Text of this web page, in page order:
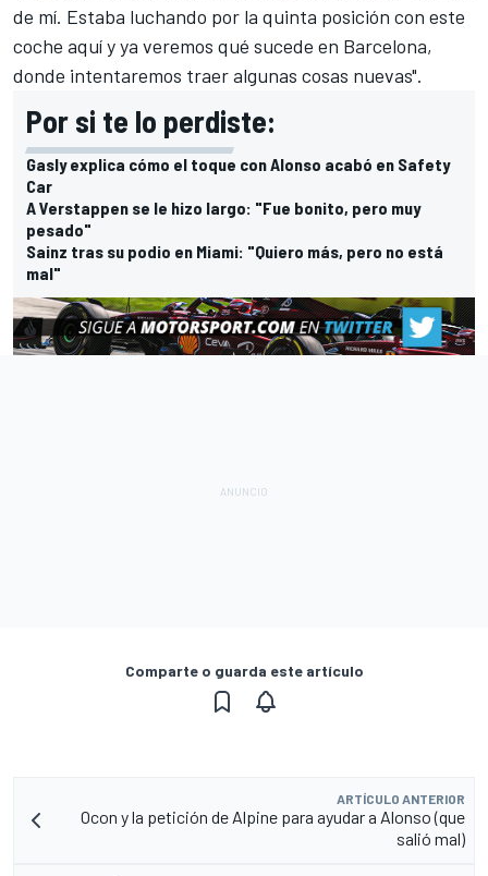
de mí. Estaba luchando por la quinta posición con este
coche aquí y ya veremos qué sucede en Barcelona,
donde intentaremos traer algunas cosas nuevas".
Por si te lo perdiste:
Gasly explica cómo el toque con Alonso acabó en Safety
Car
A Verstappen se le hizo largo: "Fue bonito, pero muy
pesado"
Sainz tras su podio en Miami: "Quiero más, pero no está
mal"
Comparte o guarda este artículo
ARTÍCULO ANTERIOR
Ocon y la petición de Alpine para ayudar a Alonso (que
salió mal)